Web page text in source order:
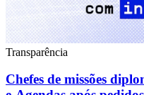
Transparência
Chefes de missões